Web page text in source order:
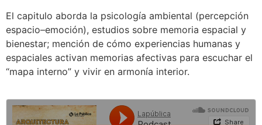
El capitulo aborda la psicología ambiental (percepción
espacio–emoción), estudios sobre memoria espacial y
bienestar; mención de cómo experiencias humanas y
espaciales activan memorias afectivas para escuchar el
“mapa interno” y vivir en armonía interior.